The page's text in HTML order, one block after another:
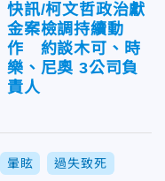
快訊/柯文哲政治獻
金案檢調持續動
作 約談木可、時
樂、尼奧 3公司負
責人
暈眩 過失致死